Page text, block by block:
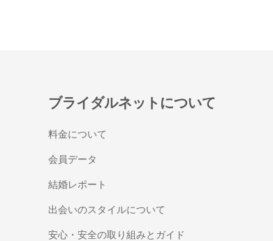
ブライダルネットについて
料金について
会員データ
結婚レポート
出会いのスタイルについて
安心・安全の取り組みとガイド